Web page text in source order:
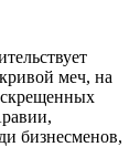
меч, на
скрещенных
бизнесменов,